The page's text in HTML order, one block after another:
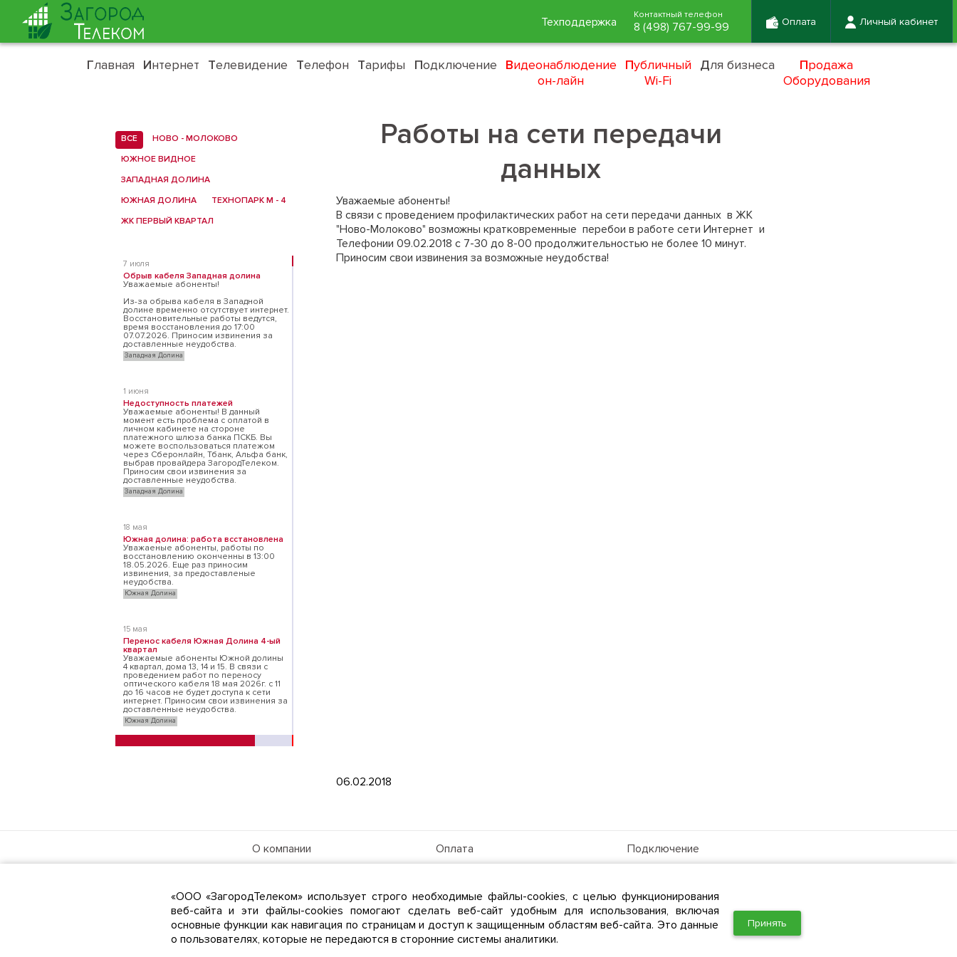
Оплата Личный кабинет
Техподдержка Контактный телефон
8 (498) 767-99-99
Главная Интернет Телевидение Телефон Тарифы Подключение Видеонаблюдение
он-лайн
Публичный
Wi-Fi
Для бизнеса Продажа
Оборудования
ВСЕ
НОВО - МОЛОКОВО
ЮЖНОЕ ВИДНОЕ
ЗАПАДНАЯ ДОЛИНА
ЮЖНАЯ ДОЛИНА
ТЕХНОПАРК М - 4
ЖК ПЕРВЫЙ КВАРТАЛ
7 июля
Обрыв кабеля Западная долина
Уважаемые абоненты!
Из-за обрыва кабеля в Западной
долине временно отсутствует интернет.
Восстановительные работы ведутся,
время восстановления до 17:00
07.07.2026. Приносим извинения за
доставленные неудобства.
Западная Долина
1 июня
Недоступность платежей
Уважаемые абоненты! В данный
момент есть проблема с оплатой в
личном кабинете на стороне
платежного шлюза банка ПСКБ. Вы
можете воспользоваться платежом
через Сберонлайн, Тбанк, Альфа банк,
выбрав провайдера ЗагородТелеком.
Приносим свои извинения за
доставленные неудобства.
Западная Долина
18 мая
Южная долина: работа всстановлена
Уважаеные абоненты, работы по
восстановлению оконченны в 13:00
18.05.2026. Еще раз приносим
извинения, за предоставленые
неудобства.
Южная Долина
15 мая
Перенос кабеля Южная Долина 4-ый
квартал
Уважаемые абоненты Южной долины
4 квартал, дома 13, 14 и 15. В связи с
проведением работ по переносу
оптического кабеля 18 мая 2026г. с 11
до 16 часов не будет доступа к сети
интернет. Приносим свои извинения за
доставленные неудобства.
Южная Долина
Уважаемые абоненты!
не принимаются. До момента
восстановления сервиса
платежей услуга интернет будет
работать даже при отрицательном
О возобновлении платежей будет
Работы на сети передачи
данных
Уважаемые абоненты!
В связи с проведением профилактических работ на сети передачи данных в ЖК
"Ново-Молоково" возможны кратковременные перебои в работе сети Интернет и
Телефонии 09.02.2018 c 7-30 до 8-00 продолжительностью не более 10 минут.
Приносим свои извинения за возможные неудобства!
06.02.2018
О компании
Новости
Контакты
Оплата
Тарифы
Личный кабинет
Подключение
Для бизнеса
«ООО «ЗагородТелеком» использует строго необходимые файлы-cookies, с целью функционирования
веб-сайта и эти файлы-cookies помогают сделать веб-сайт удобным для использования, включая
основные функции как навигация по страницам и доступ к защищенным областям веб-сайта. Это данные
о пользователях, которые не передаются в сторонние системы аналитики.
Принять